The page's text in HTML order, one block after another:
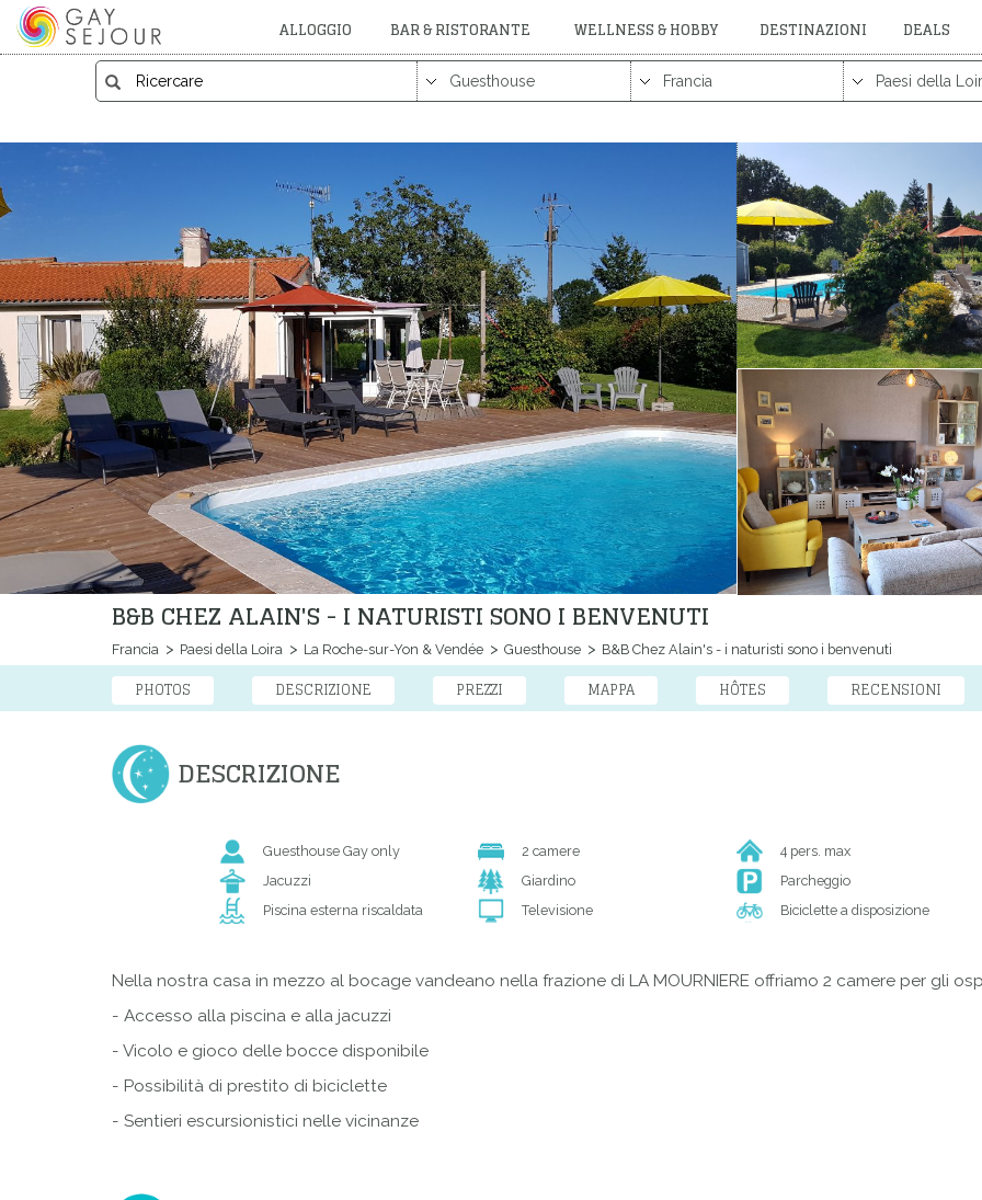
ALLOGGIO BAR & RISTORANTE WELLNESS & HOBBY DESTINAZIONI DEALS
B&B CHEZ ALAIN'S - I NATURISTI SONO I BENVENUTI
Francia Paesi della Loira La Roche-sur-Yon & Vendée Guesthouse B&B Chez Alain's - i naturisti sono i benvenuti
PHOTOS DESCRIZIONE PREZZI MAPPA HÔTES RECENSIONI
DESCRIZIONE
Guesthouse Gay only 2 camere
4 pers. max
Jacuzzi
Giardino
Parcheggio
Piscina esterna riscaldata
Televisione Biciclette a disposizione
Nella nostra casa in mezzo al bocage vandeano nella frazione di LA MOURNIERE offriamo 2 camere per gli
- Accesso alla piscina e alla jacuzzi
- Vicolo e gioco delle bocce disponibile
- Possibilità di prestito di biciclette
- Sentieri escursionistici nelle vicinanze